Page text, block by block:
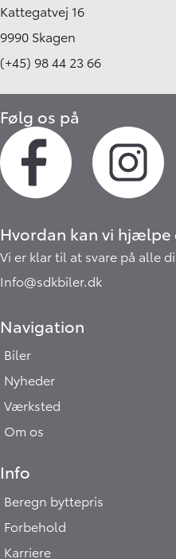
Kattegatvej 16
9990 Skagen
(+45) 98 44 23 66
Følg os på
Hvordan kan vi hjælpe
Vi er klar til at svare på alle
Info@sdkbiler.dk
Navigation
Biler
Nyheder
Værksted
Om os
Info
Beregn byttepris
Forbehold
Karriere